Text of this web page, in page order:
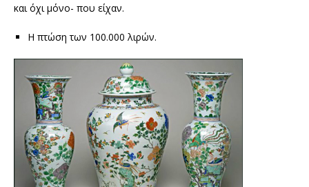
και όχι μόνο- που είχαν.
Η πτώση των 100.000 λιρών.